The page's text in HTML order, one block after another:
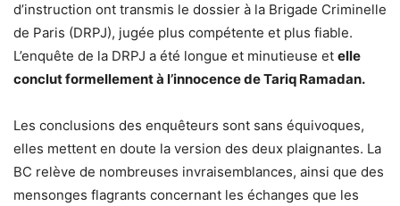
d’instruction ont transmis le dossier à la Brigade Criminelle
de Paris (DRPJ), jugée plus compétente et plus fiable.
L’enquête de la DRPJ a été longue et minutieuse et elle
conclut formellement à l’innocence de Tariq Ramadan.
Les conclusions des enquêteurs sont sans équivoques,
elles mettent en doute la version des deux plaignantes. La
BC relève de nombreuses invraisemblances, ainsi que des
mensonges flagrants concernant les échanges que les